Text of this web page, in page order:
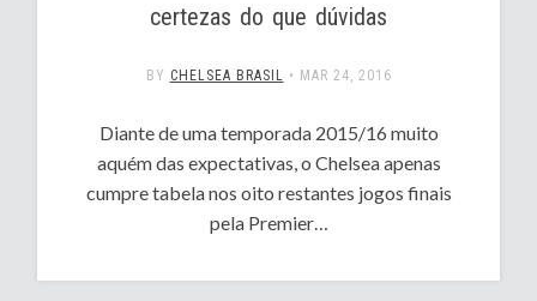
certezas do que dúvidas
BY CHELSEA BRASIL • MAR 24, 2016
Diante de uma temporada 2015/16 muito
aquém das expectativas, o Chelsea apenas
cumpre tabela nos oito restantes jogos finais
pela Premier…